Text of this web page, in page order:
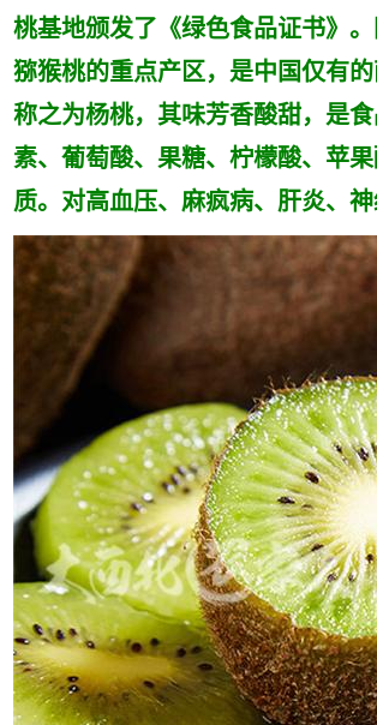
桃基地颁发了《绿色食品证书》
猕猴桃的重点产区，是中国仅有
称之为杨桃，其味芳香酸甜，是
素、葡萄酸、果糖、柠檬酸、苹
质。对高血压、麻疯病、肝炎、